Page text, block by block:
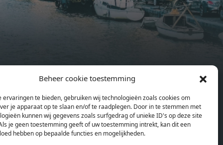
Beheer cookie toestemming
ervaringen te bieden, gebruiken wij technologieën zoals cookies om
je apparaat op te slaan en/of te raadplegen. Door in te stemmen met
kunnen wij gegevens zoals surfgedrag of unieke ID's op deze site
je geen toestemming geeft of uw toestemming intrekt, kan dit een
hebben op bepaalde functies en mogelijkheden.
and
kitchen, a bathroom and fitted
wardrobes. High-grade finishes
floor-to-ceiling windows with
layered treatments.Notice:
final, and should be used for
informative purpose only. They are
not contractual or binding. Energy
pass This building is not subject to
Pagina’s
Home
Blog
Over ons
Cookiebeleid (EU)